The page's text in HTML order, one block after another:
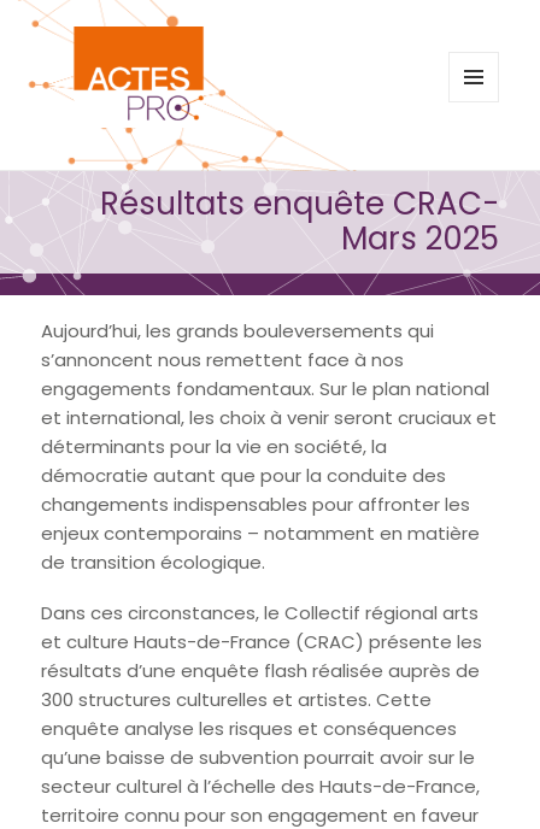
Résultats enquête CRAC-
Mars 2025
Aujourd’hui, les grands bouleversements qui
s’annoncent nous remettent face à nos
engagements fondamentaux. Sur le plan national
et international, les choix à venir seront cruciaux et
déterminants pour la vie en société, la
démocratie autant que pour la conduite des
changements indispensables pour affronter les
enjeux contemporains – notamment en matière
de transition écologique.
Dans ces circonstances, le Collectif régional arts
et culture Hauts-de-France (CRAC) présente les
résultats d’une enquête flash réalisée auprès de
300 structures culturelles et artistes. Cette
enquête analyse les risques et conséquences
qu’une baisse de subvention pourrait avoir sur le
secteur culturel à l’échelle des Hauts-de-France,
territoire connu pour son engagement en faveur